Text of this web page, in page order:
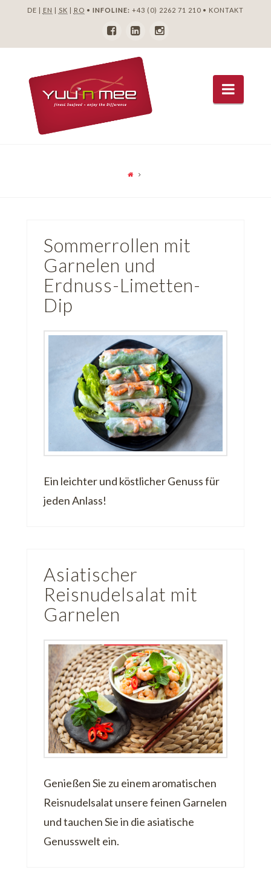
DE | EN | SK | RO • INFOLINE: +43 (0) 2262 71 210• KONTAKT
Sommerrollen mit
Garnelen und
Erdnuss-Limetten-
Dip
Ein leichter und köstlicher Genuss für
jeden Anlass!
Asiatischer
Reisnudelsalat mit
Garnelen
Genießen Sie zu einem aromatischen
Reisnudelsalat unsere feinen Garnelen
und tauchen Sie in die asiatische
Genusswelt ein.